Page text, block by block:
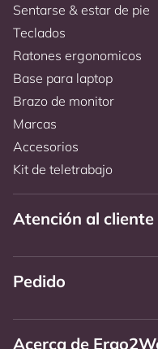
Sentarse & estar de pie
Teclados
Ratones ergonomicos
Base para laptop
Brazo de monitor
Marcas
Accesorios
Kit de teletrabajo
Atención al cliente
Pedido
Acerca de